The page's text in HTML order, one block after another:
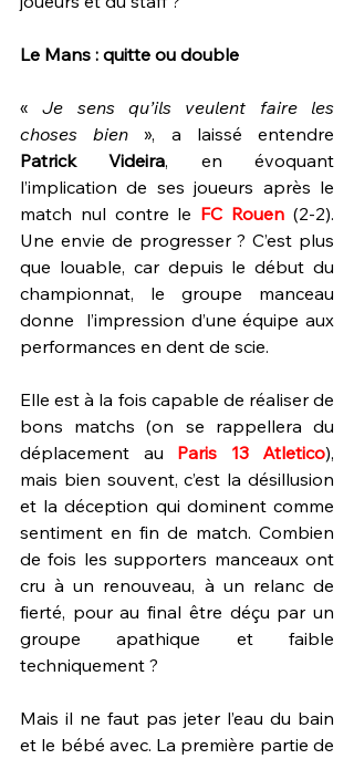
Le Mans : quitte ou double
« Je sens qu’ils veulent faire les
choses bien
Patrick Videira, en évoquant
l’implication de ses joueurs après le
match nul contre le FC Rouen (2-2).
Une envie de progresser ? C’est plus
que louable, car depuis le début du
championnat, le groupe manceau
donne  l’impression d’une équipe aux
performances en dent de scie.
Elle est à la fois capable de réaliser de
bons matchs (on se rappellera du
déplacement au Paris 13 Atletico),
mais bien souvent, c’est la désillusion
et la déception qui dominent comme
sentiment en fin de match. Combien
de fois les supporters manceaux ont
cru à un renouveau, à un relanc de
fierté, pour au final être déçu par un
groupe apathique et faible
techniquement ?
Mais il ne faut pas jeter l’eau du bain
et le bébé avec. La première partie de